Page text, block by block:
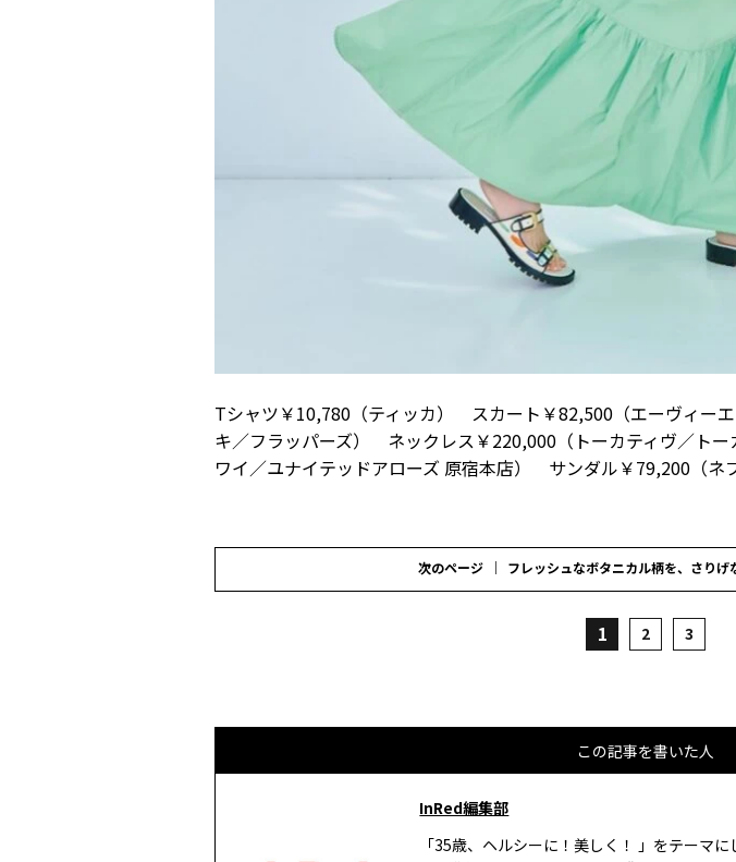
Tシャツ￥10,780（ティッカ） スカート￥82,500（エーヴィー
キ／フラッパーズ） ネックレス￥220,000（トーカティヴ／ト
ワイ／ユナイテッドアローズ 原宿本店） サンダル￥79,200（ネ
次のページ フレッシュなボタニカル柄を、さりげ
1 2 3
この記事を書いた人
InRed編集部
「35歳、ヘルシーに！美しく！ 」をテーマ